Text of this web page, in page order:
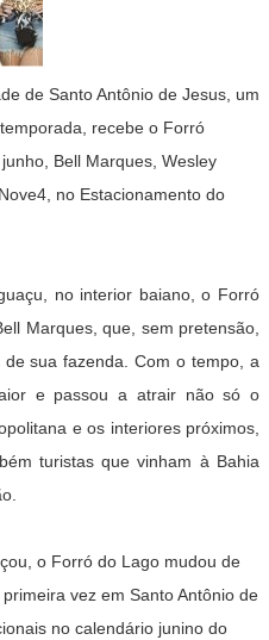
de Santo Antônio de Jesus, um
recebe o Forró
, Bell Marques, Wesley
, no Estacionamento do
no interior baiano, o Forró
Marques, que, sem pretensão,
sua fazenda. Com o tempo, a
e passou a atrair não só o
e os interiores próximos,
turistas que vinham à Bahia
o Forró do Lago mudou de
vez em Santo Antônio de
no calendário junino do